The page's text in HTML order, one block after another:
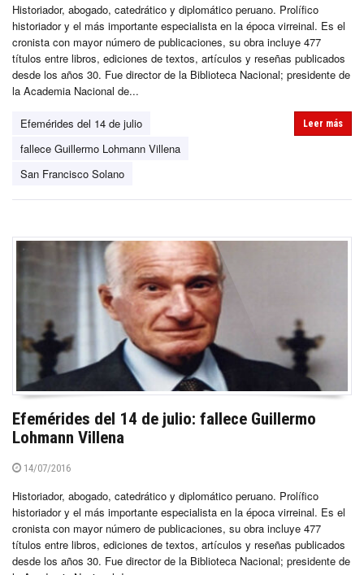
Historiador, abogado, catedrático y diplomático peruano. Prolífico
historiador y el más importante especialista en la época virreinal. Es el
cronista con mayor número de publicaciones, su obra incluye 477
títulos entre libros, ediciones de textos, artículos y reseñas publicados
desde los años 30. Fue director de la Biblioteca Nacional; presidente de
la Academia Nacional de...
Efemérides del 14 de julio
fallece Guillermo Lohmann Villena
San Francisco Solano
Leer más
Efemérides del 14 de julio: fallece Guillermo
Lohmann Villena
14/07/2016
Historiador, abogado, catedrático y diplomático peruano. Prolífico
historiador y el más importante especialista en la época virreinal. Es el
cronista con mayor número de publicaciones, su obra incluye 477
títulos entre libros, ediciones de textos, artículos y reseñas publicados
desde los años 30. Fue director de la Biblioteca Nacional; presidente de